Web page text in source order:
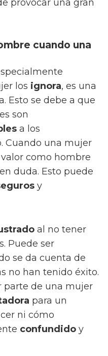
provocar una gran
cuando una
los ignora, es una
Esto se debe a que
son
a los
Cuando una mujer
valor como hombre
duda. Esto puede
y
al no tener
Puede ser
se da cuenta de
no han tenido éxito.
parte de una mujer
para un
ni cómo
confundido y